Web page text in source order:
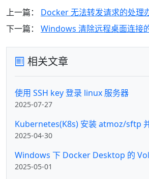
上一篇： Docker 无法转发请求的处理
下一篇： Windows 清除远程桌面连接
相关文章
使用 SSH key 登录 linux 服务器
2025-07-27
Kubernetes(K8s) 安装 atmoz/sftp
2025-04-30
Windows 下 Docker Desktop 的
2025-05-01